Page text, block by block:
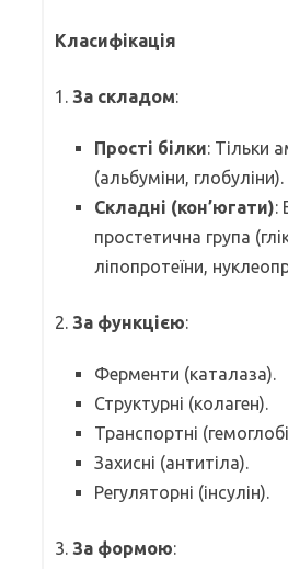
Класифікація
1. За складом:
Прості білки: Тільки
(альбуміни, глобуліни).
Складні (кон’югати):
простетична група
ліпопротеїни,
2. За функцією:
Ферменти (каталаза).
Структурні (колаген).
Транспортні
Захисні (антитіла).
Регуляторні (інсулін).
3. За формою: